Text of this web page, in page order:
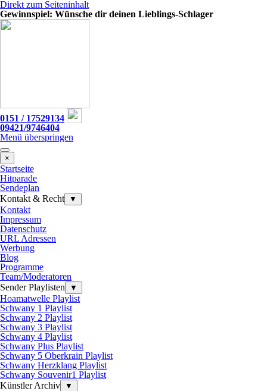
Direkt zum Seiteninhalt
Gewinnspiel: Wünsche dir deinen Lieblings-Schlager
0151 / 17529134
09421/9746404
Menü überspringen
×
Startseite
Hitparade
Sendeplan
Kontakt & Recht
▼
Kontakt
Impressum
Datenschutz
URL Adressen
Werbung
Blog
Programme
Team/Moderatoren
Sender Playlisten
▼
Hoamatwelle Playlist
Schwany 1 Playlist
Schwany 2 Playlist
Schwany 3 Playlist
Schwany 4 Playlist
Schwany Plus Playlist
Schwany 5 Oberkrain Playlist
Schwany Herzklang Playlist
Schwany Souvenir1 Playlist
Künstler Archiv
▼